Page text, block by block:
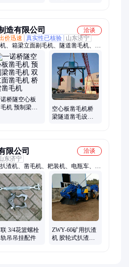
造有限公司
洽谈
价迅速 真实性已核验
山东济宁
、箱梁立面剔毛机、隧道凿毛机、气
持凿毛机、手推凿毛机、电动凿毛
模板台车、电动液压铣刨机、全柴油
、框架式振动梁、振平尺、锂电小刮
切断机、钢筋弯弧机、钢筋弯箍机、
履带式切割机、拖拉机铣刨机
桥隧空心板
机 预制梁凿
空心板凿毛机桥
梁隧道凿毛设备
限公司
洽谈
东济宁
渣机、凿毛机、耙装机、电瓶车、刮
浆机、输送机、钢梁排、灌耳l35、
凿岩机、支护板、托绳轮、注浆泵、
绞车、双速绞车
3/4花篮螺栓
吊吊挂配件
ZWY-60矿用扒渣
机 胶轮式扒渣机